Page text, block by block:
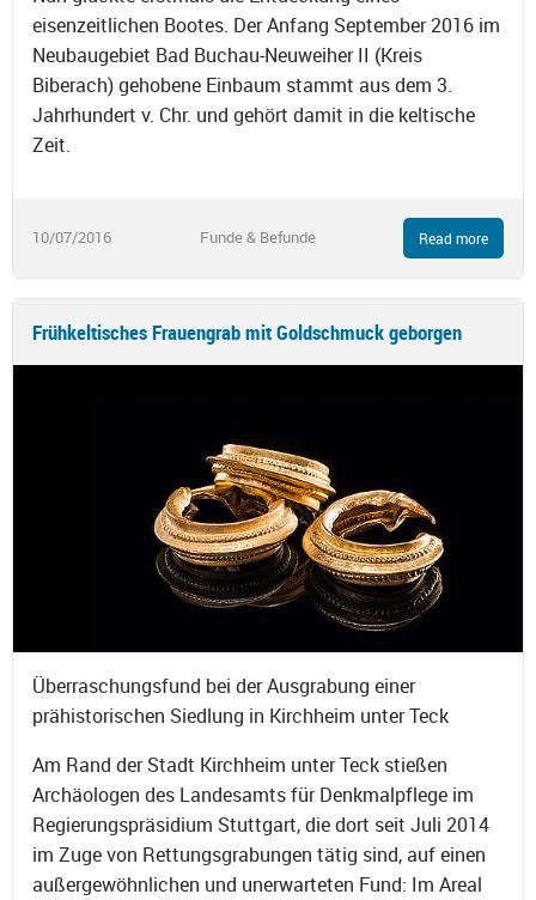
eisenzeitlichen Bootes. Der Anfang September 2016 im
Neubaugebiet Bad Buchau-Neuweiher II (Kreis
Biberach) gehobene Einbaum stammt aus dem 3.
Jahrhundert v. Chr. und gehört damit in die keltische
Zeit.
10/07/2016 Funde & Befunde Read more
Frühkeltisches Frauengrab mit Goldschmuck geborgen
Überraschungsfund bei der Ausgrabung einer
prähistorischen Siedlung in Kirchheim unter Teck
Am Rand der Stadt Kirchheim unter Teck stießen
Archäologen des Landesamts für Denkmalpflege im
Regierungspräsidium Stuttgart, die dort seit Juli 2014
im Zuge von Rettungsgrabungen tätig sind, auf einen
außergewöhnlichen und unerwarteten Fund: Im Areal